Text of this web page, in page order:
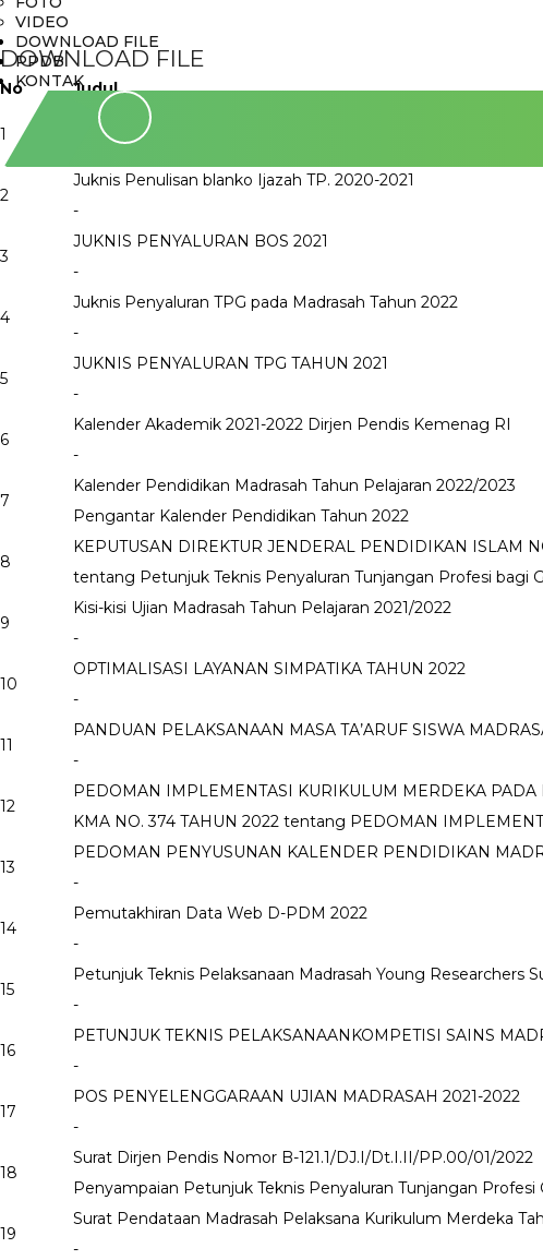
VIDEO
DOWNLOAD FILE
PPDB
KONTAK
DOWNLOAD FILE
No Judul
1
Tunjangan Insentif Guru Tahun 2023
2
Juknis Penulisan blanko Ijazah TP. 2020-2021
-
3
JUKNIS PENYALURAN BOS 2021
-
4
Juknis Penyaluran TPG pada Madrasah Tahun 2022
-
5
JUKNIS PENYALURAN TPG TAHUN 2021
-
6
Kalender Akademik 2021-2022 Dirjen Pendis Kemenag RI
-
7
Kalender Pendidikan Madrasah Tahun Pelajaran 2022/2023
Pengantar Kalender Pendidikan Tahun 2022
8
KEPUTUSAN DIREKTUR JENDERAL PENDIDIKAN ISLAM
tentang Petunjuk Teknis Penyaluran Tunjangan Profesi bagi
9
Kisi-kisi Ujian Madrasah Tahun Pelajaran 2021/2022
-
10
OPTIMALISASI LAYANAN SIMPATIKA TAHUN 2022
-
11
PANDUAN PELAKSANAAN MASA TA’ARUF SISWA
-
12
PEDOMAN IMPLEMENTASI KURIKULUM MERDEKA PADA
KMA NO. 374 TAHUN 2022 tentang PEDOMAN
13
PEDOMAN PENYUSUNAN KALENDER PENDIDIKAN
-
14
Pemutakhiran Data Web D-PDM 2022
-
15
Petunjuk Teknis Pelaksanaan Madrasah Young Researchers
-
16
PETUNJUK TEKNIS PELAKSANAANKOMPETISI SAINS
-
17
POS PENYELENGGARAAN UJIAN MADRASAH 2021-2022
-
18
Surat Dirjen Pendis Nomor B-121.1/DJ.I/Dt.I.II/PP.00/01/2022
Penyampaian Petunjuk Teknis Penyaluran Tunjangan Profesi
19
Surat Pendataan Madrasah Pelaksana Kurikulum Merdeka
-